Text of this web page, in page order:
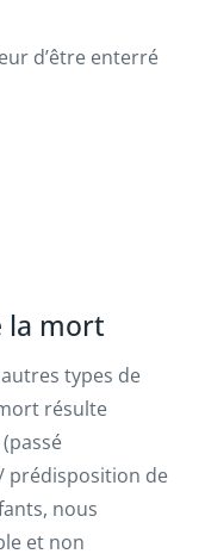
d’être enterré
la mort
types de
résulte
prédisposition de
nous
et non